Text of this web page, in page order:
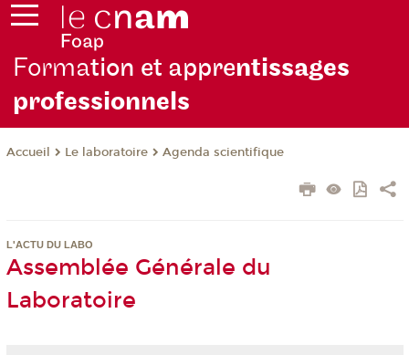
Formation et apprentissages
professionnels
Accueil Le laboratoire Agenda scientifique
L'ACTU DU LABO
Assemblée Générale du
Laboratoire